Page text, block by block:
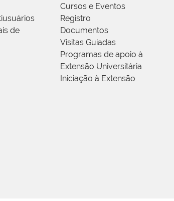
de
Cursos e Eventos
Registro
Documentos
Visitas Guiadas
Programas de apoio à
Extensão Universitária
Iniciação à Extensão